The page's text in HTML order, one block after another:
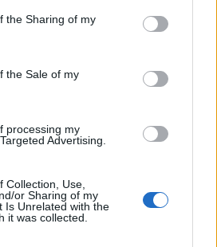
usage behaviour. You may click to
Google and its third-party tags to
specified purposes in below Google
the Sharing of my
the Sale of my
processing my
Advertising.
Collection, Use,
or Sharing of my
Is Unrelated with the
it was collected.
ΑΝΑΚΟΙΝΩΣΕΙΣ
Ολυμπιακός